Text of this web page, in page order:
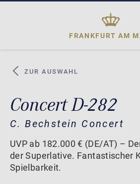
FRANKFURT AM
ZUR AUSWAHL
Concert D-282
C. Bechstein Concert
UVP ab 182.000 € (DE/AT) –
der Superlative. Fantastischer
Spielbarkeit.